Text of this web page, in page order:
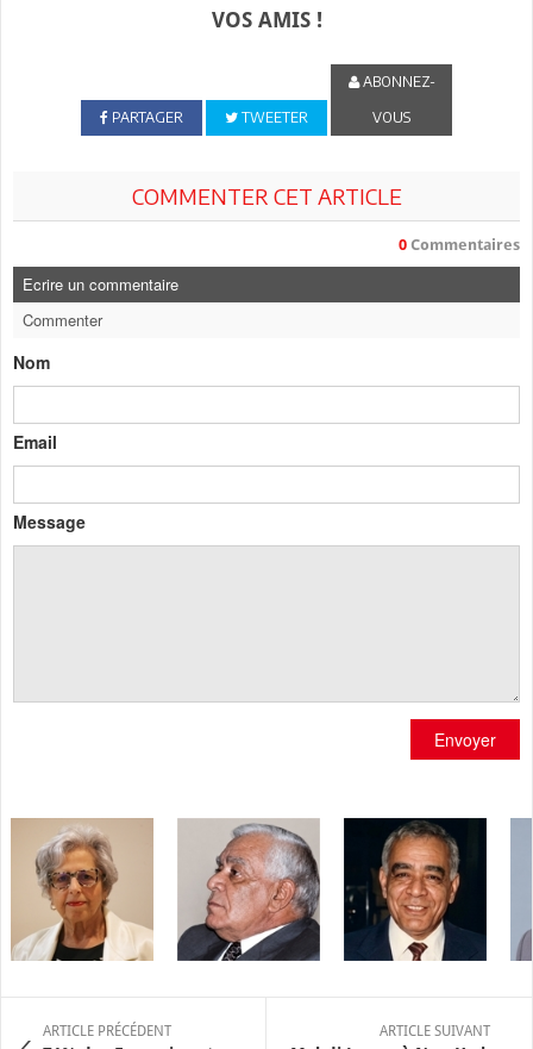
VOS AMIS !
PARTAGER TWEETER
ABONNEZ-
VOUS
COMMENTER CET ARTICLE
0 Commentaires
Ecrire un commentaire
Commenter
Nom
Email
Message
Envoyer
ARTICLE PRÉCÉDENT ARTICLE SUIVANT